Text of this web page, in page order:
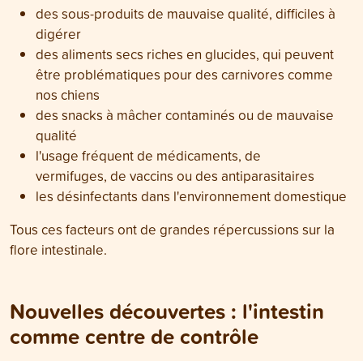
des sous-produits de mauvaise qualité, difficiles à
digérer
des aliments secs riches en glucides, qui peuvent
être problématiques pour des carnivores comme
nos chiens
des snacks à mâcher contaminés ou de mauvaise
qualité
l'usage fréquent de médicaments, de
vermifuges, de vaccins ou des antiparasitaires
les désinfectants dans l'environnement domestique
Tous ces facteurs ont de grandes répercussions sur la
flore intestinale.
Nouvelles découvertes : l'intestin
comme centre de contrôle